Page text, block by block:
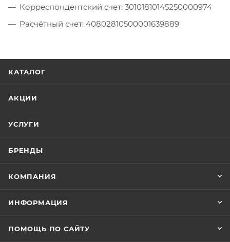
Корреспондентский счет: 30101810145250000974
Расчётный счет: 40802810500001639889
КАТАЛОГ
АКЦИИ
УСЛУГИ
БРЕНДЫ
КОМПАНИЯ
ИНФОРМАЦИЯ
ПОМОЩЬ ПО САЙТУ